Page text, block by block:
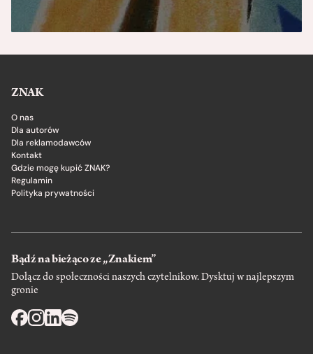
ZNAK
O nas
Dla autorów
Dla reklamodawców
Kontakt
Gdzie mogę kupić ZNAK?
Regulamin
Polityka prywatności
Bądź na bieżąco ze „Znakiem”
Dołącz do społeczności naszych czytelnikow. Dysktuj w najlepszym
gronie